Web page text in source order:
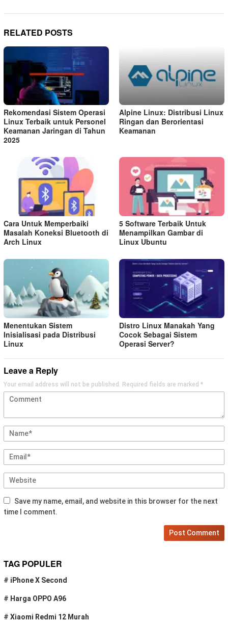
RELATED POSTS
Rekomendasi Sistem Operasi
Linux Terbaik untuk Personel
Keamanan Jaringan di Tahun
2025
Alpine Linux: Distribusi Linux
Ringan dan Berorientasi
Keamanan
Cara Untuk Memperbaiki
Masalah Koneksi Bluetooth di
Arch Linux
5 Software Terbaik Untuk
Menampilkan Gambar di
Linux Ubuntu
Menentukan Sistem
Inisialisasi pada Distribusi
Linux
Distro Linux Manakah Yang
Cocok Sebagai Sistem
Operasi Server?
Leave a Reply
Your email address will not be published. Required fields are marked *
Save my name, email, and website in this browser for the next
time I comment.
TAG POPULER
# iPhone X Second
# Harga OPPO A96
# Xiaomi Redmi 12 Murah